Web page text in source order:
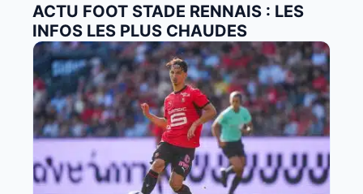
ACTU FOOT STADE RENNAIS : LES
INFOS LES PLUS CHAUDES